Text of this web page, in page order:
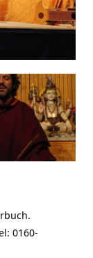
0160-